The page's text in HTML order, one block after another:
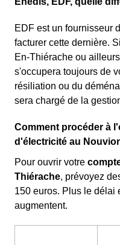
EDF est un fournisseur
facturer cette dernière.
En-Thiérache ou
s'occupera toujours de
résiliation ou du
sera chargé de la
Comment procéder à
d'électricité au
Pour ouvrir votre
Thiérache, prévoyez
150 euros. Plus le délai
augmentent.